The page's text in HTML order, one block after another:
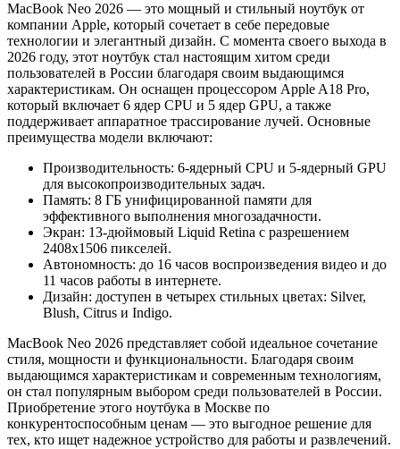
MacBook Neo 2026 — это мощный и стильный ноутбук от
компании Apple, который сочетает в себе передовые
технологии и элегантный дизайн. С момента своего выхода в
2026 году, этот ноутбук стал настоящим хитом среди
пользователей в России благодаря своим выдающимся
характеристикам. Он оснащен процессором Apple A18 Pro,
который включает 6 ядер CPU и 5 ядер GPU, а также
поддерживает аппаратное трассирование лучей. Основные
преимущества модели включают:
Производительность: 6‑ядерный CPU и 5‑ядерный GPU
для высокопроизводительных задач.
Память: 8 ГБ унифицированной памяти для
эффективного выполнения многозадачности.
Экран: 13-дюймовый Liquid Retina с разрешением
2408x1506 пикселей.
Автономность: до 16 часов воспроизведения видео и до
11 часов работы в интернете.
Дизайн: доступен в четырех стильных цветах: Silver,
Blush, Citrus и Indigo.
MacBook Neo 2026 представляет собой идеальное сочетание
стиля, мощности и функциональности. Благодаря своим
выдающимся характеристикам и современным технологиям,
он стал популярным выбором среди пользователей в России.
Приобретение этого ноутбука в Москве по
конкурентоспособным ценам — это выгодное решение для
тех, кто ищет надежное устройство для работы и развлечений.